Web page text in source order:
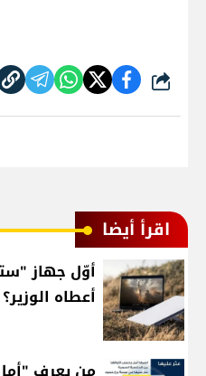
شارك
اقرأ أيضا
أوّل جهاز
أعطاه الوزير؟